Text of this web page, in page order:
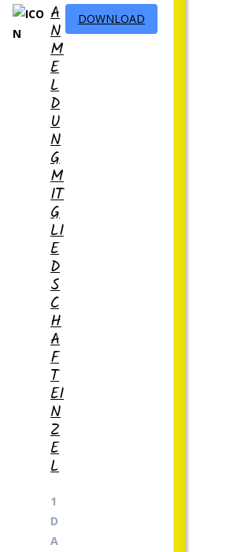
A
N
M
E
L
D
U
N
G
M
IT
G
LI
E
D
S
C
H
A
F
T
EI
N
Z
E
L
1
D
A
DOWNLOAD